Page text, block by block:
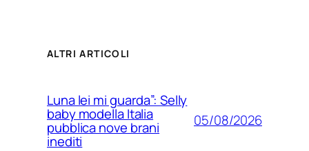
ALTRI ARTICOLI
Luna lei mi guarda”: Selly
baby modella Italia
pubblica nove brani
inediti
05/08/2026